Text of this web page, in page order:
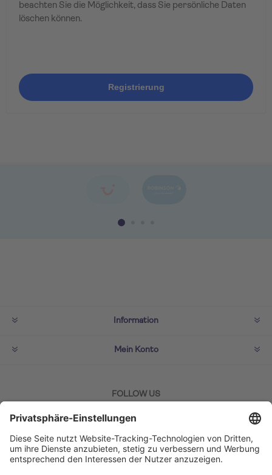
beachten Sie die Möglichkeit, dass Sie persönliche Daten
löschen können.
Registrierung
Information
Mein Konto
FOLLOW US
ZAHLMETHODEN